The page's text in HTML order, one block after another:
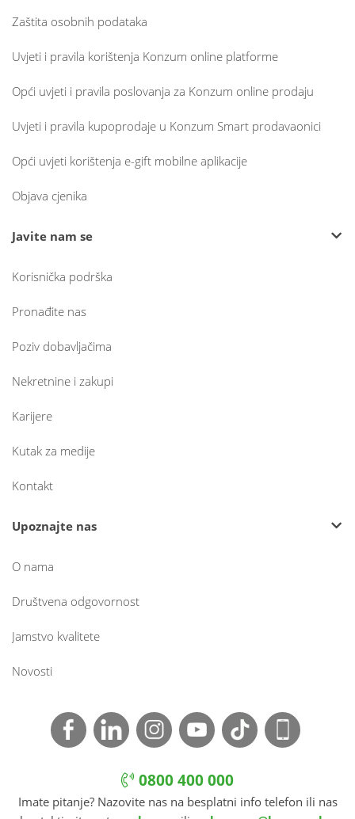
Zaštita osobnih podataka
Uvjeti i pravila korištenja Konzum online platforme
Opći uvjeti i pravila poslovanja za Konzum online prodaju
Uvjeti i pravila kupoprodaje u Konzum Smart prodavaonici
Opći uvjeti korištenja e-gift mobilne aplikacije
Objava cjenika
Javite nam se
Korisnička podrška
Pronađite nas
Poziv dobavljačima
Nekretnine i zakupi
Karijere
Kutak za medije
Kontakt
Upoznajte nas
O nama
Društvena odgovornost
Jamstvo kvalitete
Novosti
0800 400 000
Imate pitanje? Nazovite nas na besplatni info telefon ili nas